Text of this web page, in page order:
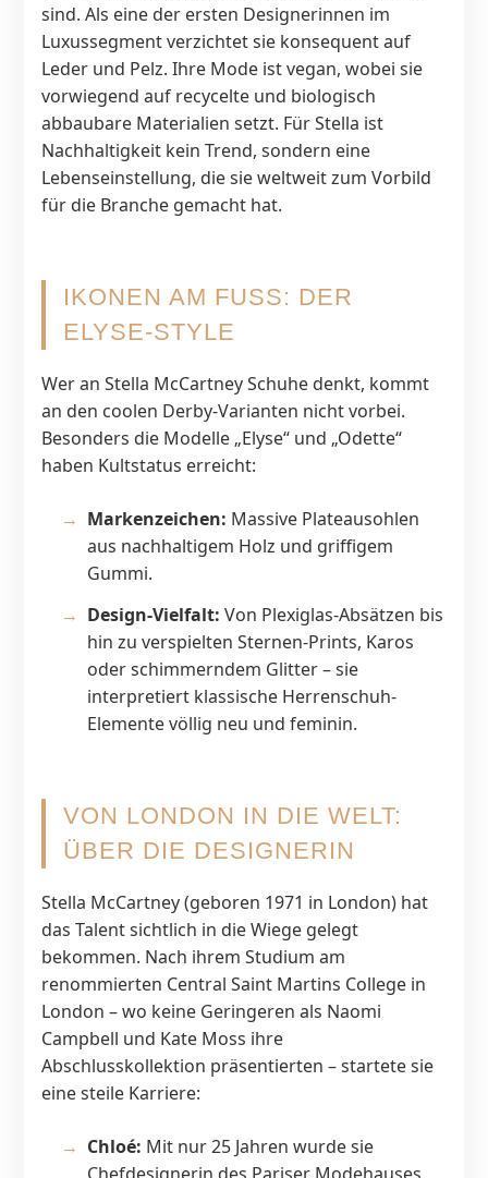
sind. Als eine der ersten Designerinnen im
Luxussegment verzichtet sie konsequent auf
Leder und Pelz. Ihre Mode ist vegan, wobei sie
vorwiegend auf recycelte und biologisch
abbaubare Materialien setzt. Für Stella ist
Nachhaltigkeit kein Trend, sondern eine
Lebenseinstellung, die sie weltweit zum Vorbild
für die Branche gemacht hat.
IKONEN AM FUSS: DER E
LYSE-STYLE
Wer an Stella McCartney Schuhe denkt, kommt
an den coolen Derby-Varianten nicht vorbei.
Besonders die Modelle „Elyse“ und „Odette“
haben Kultstatus erreicht:
Markenzeichen: Massive Plateausohlen
aus nachhaltigem Holz und griffigem
Gummi.
Design-Vielfalt: Von Plexiglas-Absätzen bis
hin zu verspielten Sternen-Prints, Karos
oder schimmerndem Glitter – sie
interpretiert klassische Herrenschuh-
Elemente völlig neu und feminin.
VON LONDON IN DIE WELT:
ÜBER DIE DESIGNERIN
Stella McCartney (geboren 1971 in London) hat
das Talent sichtlich in die Wiege gelegt
bekommen. Nach ihrem Studium am
renommierten Central Saint Martins College in
London – wo keine Geringeren als Naomi
Campbell und Kate Moss ihre
Abschlusskollektion präsentierten – startete sie
eine steile Karriere:
Chloé: Mit nur 25 Jahren wurde sie